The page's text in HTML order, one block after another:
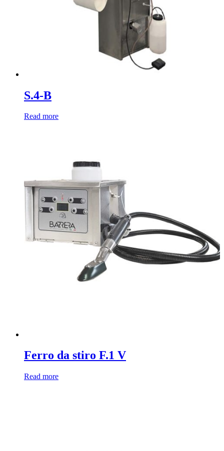
S.4-B
Read more
Ferro da stiro F.1 V
Read more